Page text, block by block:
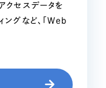
クセスデータを
グなど、「Web